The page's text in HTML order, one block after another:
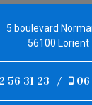
5 boulevard
56100 Lorient
56 31 23 / 06